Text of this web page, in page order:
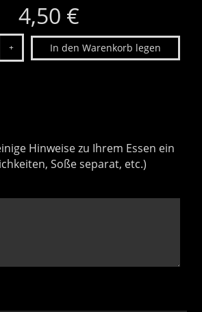
4,50 €
In den Warenkorb legen
Hinweise zu Ihrem Essen ein
Soße separat, etc.)